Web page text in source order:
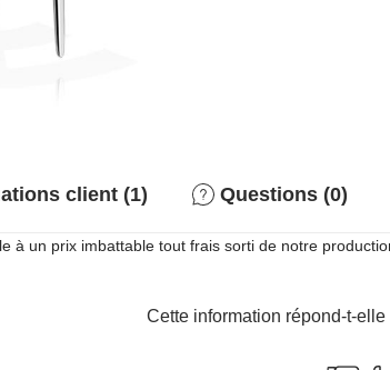
client (1) Questions (0)
à un prix imbattable tout frais sorti de notre
Cette information répond-t-